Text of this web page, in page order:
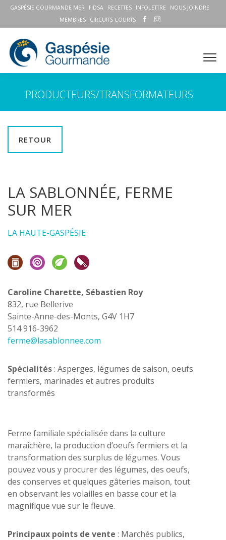
GASPÉSIE GOURMANDE MER FIDSA RECETTES INFOLETTRE
NOUS JOINDRE
MEMBRES
CIRCUITS COURTS
PRODUCTEURS/TRANSFORMATEURS
RETOUR
LA SABLONNÉE, FERME
SUR MER
LA HAUTE-GASPÉSIE
Caroline Charette, Sébastien Roy
832, rue Bellerive
Sainte-Anne-des-Monts, G4V 1H7
514 916-3962
ferme@lasablonnee.com
Spécialités: Asperges, légumes de saison, oeufs
fermiers, marinades et autres produits
transformés
Ferme familiale spécialisée dans la culture
maraîchère, la production d’oeufs fermiers et la
transformation des surplus de légumes. Vous
pouvez vous y procurer des légumes, des oeufs,
des conserves et quelques gâteries maison, tout
en observant les volailles en basse cour et la
magnifique vue sur le fleuve.
Principaux points de vente : Marchés publics,